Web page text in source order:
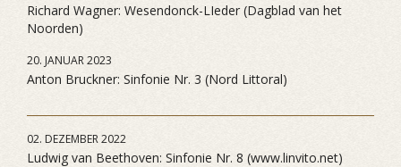
Richard Wagner: Wesendonck-LIeder (Dagblad van het
Noorden)
20. JANUAR 2023
Anton Bruckner: Sinfonie Nr. 3 (Nord Littoral)
02. DEZEMBER 2022
Ludwig van Beethoven: Sinfonie Nr. 8 (www.linvito.net)